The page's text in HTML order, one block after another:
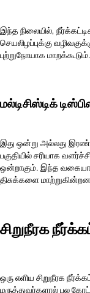
இந்த நிலையில்,
செயலிழப்புக்கு
புற்றுநோயாக மாறக்கூடும்.
மல்டிசிஸ்டிக்
இது ஒன்று அல்லது
பகுதியில் சரியாக
ஒன்றாகும். இந்த
திசுக்களை
சிறுநீரக
ஒரு எளிய சிறுநீரக
மருத்துவர்களால் பல